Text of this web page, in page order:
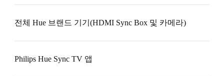
전체 Hue 브랜드 기기(HDMI Sync Box 및 카메라)
Philips Hue Sync TV 앱